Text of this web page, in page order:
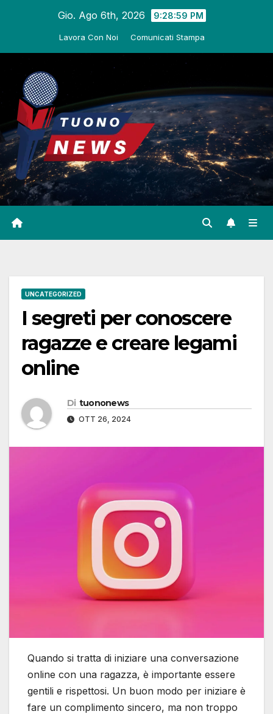
Gio. Ago 6th, 2026 9:29:00 PM
Lavora Con Noi Comunicati Stampa
UNCATEGORIZED
I segreti per conoscere
ragazze e creare legami
online
Di tuononews
OTT 26, 2024
Quando si tratta di iniziare una conversazione
online con una ragazza, è importante essere
gentili e rispettosi. Un buon modo per iniziare è
fare un complimento sincero, ma non troppo